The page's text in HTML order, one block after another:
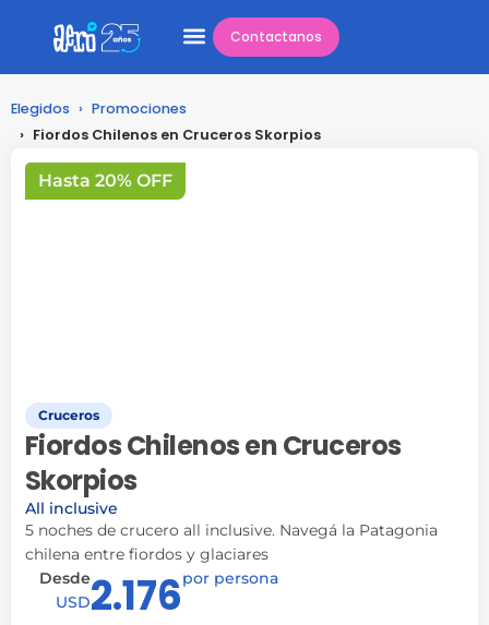
Contactanos
Elegidos › Promociones
› Fiordos Chilenos en Cruceros Skorpios
Hasta 20% OFF
Cruceros
Fiordos Chilenos en Cruceros
Skorpios
All inclusive
5 noches de crucero all inclusive. Navegá la Patagonia
chilena entre fiordos y glaciares
Desde
USD2.176por persona